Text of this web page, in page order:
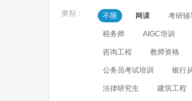
类别： 不限 网课 考研辅
税务师 AIGC培训
咨询工程 教师资格
公务员考试培训 银行
法律研究生 建筑工程